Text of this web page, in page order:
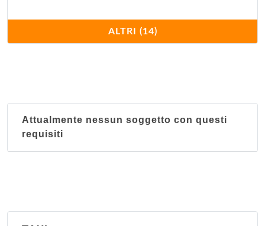
Nucleo territoriale Reno
Via Battindarno 123, Bologna
Nucleo territoriale San Vitale
ALTRI (14)
Attualmente nessun soggetto con questi
requisiti